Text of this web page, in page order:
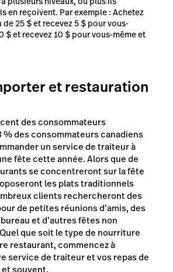
en reçoivent. Par exemple : Achetez
25 $ et recevez 5 $ pour vous-
$ et recevez 10 $ pour vous-même et
et restauration
des consommateurs
% des consommateurs canadiens
un service de traiteur à
fête cette année. Alors que de
se concentreront sur la fête
les plats traditionnels
clients rechercheront des
de petites réunions d’amis, des
et d’autres fêtes non
que soit le type de nourriture
restaurant, commencez à
service de traiteur et vos repas de
souvent.